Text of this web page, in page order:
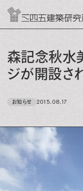
森記念秋水
ジが開設さ
お知らせ 2015.08.17